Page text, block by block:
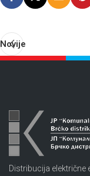
Novije
Distribucija električne